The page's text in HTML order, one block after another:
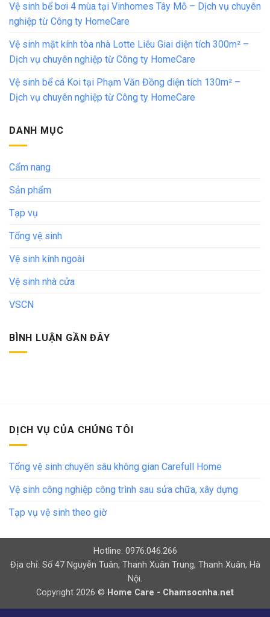
Vệ sinh bể bơi 4 mùa tại Vinhomes Tây Mỗ – Dịch vụ chuyên
nghiệp từ Công ty HomeCare
Vệ sinh mặt kính tòa nhà Lotte Liễu Giai diện tích 300m² –
Dịch vụ chuyên nghiệp từ Công ty HomeCare
Vệ sinh bể cá Koi tại Phạm Văn Đồng diện tích 130m² –
Dịch vụ chuyên nghiệp từ Công ty HomeCare
DANH MỤC
Cẩm nang
Sản phẩm
Tạp vụ
Tổng vệ sinh
Vệ sinh kính ngoài
Vệ sinh nhà cửa
VSCN
BÌNH LUẬN GẦN ĐÂY
DỊCH VỤ CỦA CHÚNG TÔI
Tổng vệ sinh chuyên sâu không gian Carefull Home
Vệ sinh công nghiệp công trình sau sửa chữa, xây dựng
Tạp vụ vệ sinh theo giờ
Hotline: 0976.046.266
Địa chỉ: Số 47 Nguyễn Tuân, Thanh Xuân Trung, Thanh Xuân, Hà
Nội.
Copyright 2026 © Home Care - Chamsocnha.net